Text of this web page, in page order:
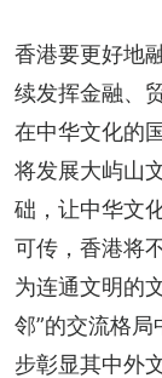
香港要更好地
续发挥金融、
在中华文化的
将发展大屿山
础，让中华文
可传，香港将
为连通文明的
邻”的交流格
步彰显其中外